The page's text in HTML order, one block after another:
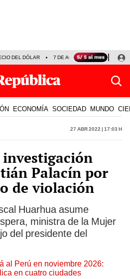
DEL DÓLAR 7 DE AGOSTO OLLANTA
ECONOMÍA SOCIEDAD MUNDO
27 Abr 2022 | 17:03 h
Palacín por
de violación
Huarhua asume
ministra de la Mujer
del presidente del
al Perú en noviembre 2026:
en cuatro ciudades